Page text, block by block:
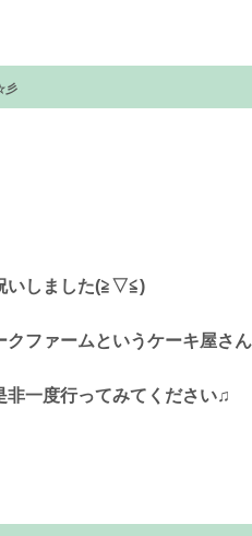
彡
いしました(≧▽≦)
ファームというケーキ屋さん
非一度行ってみてください♫